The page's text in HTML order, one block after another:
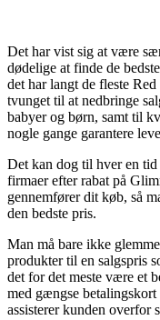
Det har vist sig at være
dødelige at finde de
det har langt de fleste
tvunget til at nedbringe
babyer og børn, samt til
nogle gange garantere
Det kan dog til hver en
firmaer efter rabat på
gennemfører dit køb, så
den bedste pris.
Man må bare ikke
produkter til en salgspris
det for det meste være et
med gængse
assisterer kunden overfor